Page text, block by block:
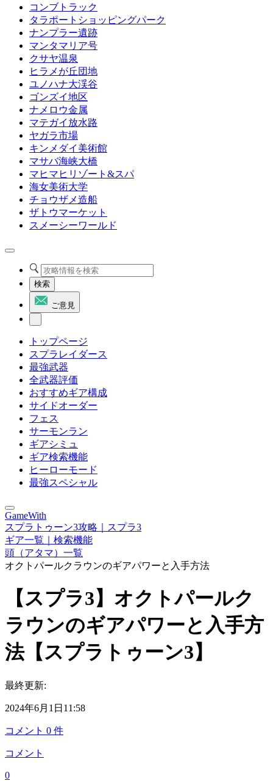
コンブトラック
タラポートショッピングパーク
ナンプラー遺跡
マンタマリア号
クサヤ温泉
ヒラメが丘団地
ユノハナ大渓谷
ゴンズイ地区
ナメロウ金属
マテガイ放水路
ヤガラ市場
キンメダイ美術館
マサバ海峡大橋
マヒマヒリゾート&スパ
海女美術大学
チョウザメ造船
ザトウマーケット
スメーシーワールド
検索
ご意見
トップページ
スプラレイダース
最強武器
全武器評価
おすすめギア構成
サイドオーダー
フェス
サーモンラン
ギアシミュ
ギア検索機能
ヒーローモード
最強スペシャル
GameWith
スプラトゥーン3攻略｜スプラ3
ギア一覧｜検索機能
頭（アタマ）一覧
オクトパールクラウンのギアパワーと入手方法
【スプラ3】オクトパールク
ラウンのギアパワーと入手方
法【スプラトゥーン3】
最終更新:
2024年6月1日11:58
コメント 0 件
コメント
0